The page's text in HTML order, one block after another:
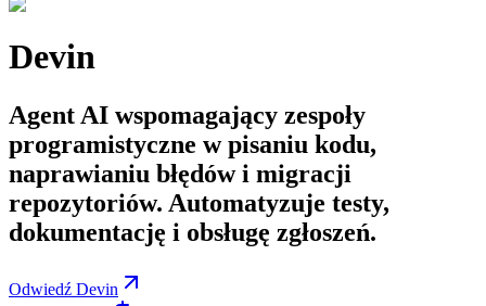
Devin
Agent AI wspomagający zespoły
programistyczne w pisaniu kodu,
naprawianiu błędów i migracji
repozytoriów. Automatyzuje testy,
dokumentację i obsługę zgłoszeń.
Odwiedź Devin